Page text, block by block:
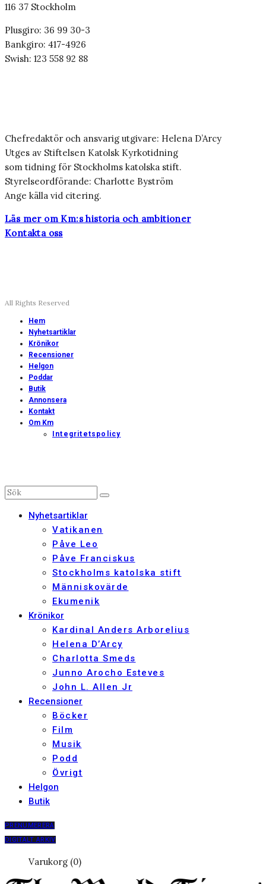
116 37 Stockholm
Plusgiro: 36 99 30-3
Bankgiro: 417-4926
Swish: 123 558 92 88
Chefredaktör och ansvarig utgivare: Helena D’Arcy
Utges av Stiftelsen Katolsk Kyrkotidning
som tidning för Stockholms katolska stift.
Styrelseordförande: Charlotte Byström
Ange källa vid citering.
Läs mer om Km:s historia och ambitioner
Kontakta oss
All Rights Reserved
Hem
Nyhetsartiklar
Krönikor
Recensioner
Helgon
Poddar
Butik
Annonsera
Kontakt
Om Km
Integritetspolicy
Nyhetsartiklar
Vatikanen
Påve Leo
Påve Franciskus
Stockholms katolska stift
Människovärde
Ekumenik
Krönikor
Kardinal Anders Arborelius
Helena D’Arcy
Charlotta Smeds
Junno Arocho Esteves
John L. Allen Jr
Recensioner
Böcker
Film
Musik
Podd
Övrigt
Helgon
Butik
PRENUMERERA
DIGITALT ARKIV
Varukorg (0)